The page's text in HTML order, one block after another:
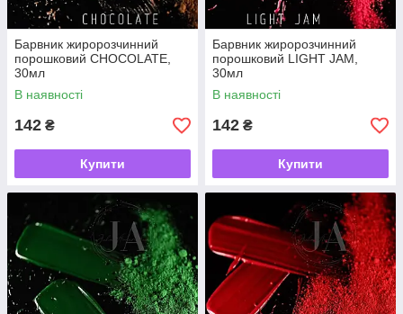
Барвник жиророзчинний
порошковий CHOCOLATE,
30мл
В наявності
142 ₴
Купити
Барвник жиророзчинний
порошковий LIGHT JAM,
30мл
В наявності
142 ₴
Купити